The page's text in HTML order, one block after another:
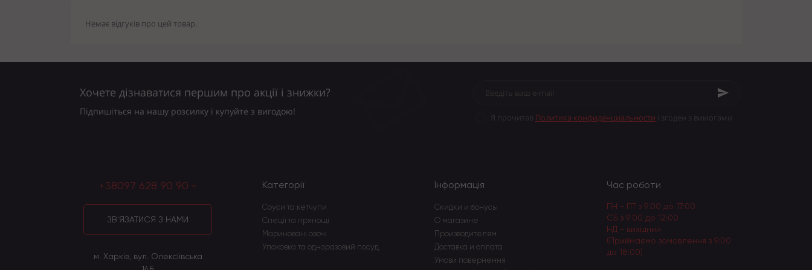
Немає відгуків про цей товар.
Хочете дізнаватися першим про акції і знижки?
Підпишіться на нашу розсилку і купуйте з вигодою!
Я прочитав Политика конфиденциальности і згоден з вимогами
+38097 628 90 90
ЗВ'ЯЗАТИСЯ З НАМИ
м. Харків, вул. Олексіївська
Категорії
Соуси та кетчупи
Спеції та прянощі
Мариновані овочі
Упаковка та одноразовий посуд
Інформація
Скидки и бонусы
О магазине
Производителям
Доставка и оплата
Умови повернення
Час роботи
ПН - ПТ з 9:00 до 17:00
СБ з 9:00 до 12:00
НД - вихідний
(Приймаємо замовлення з 9:00
до 18:00)